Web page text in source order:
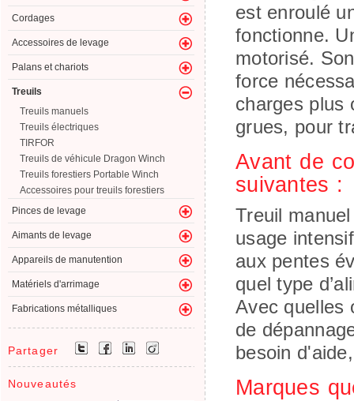
Cordages
Accessoires de levage
Palans et chariots
Treuils
Treuils manuels
Treuils électriques
TIRFOR
Treuils de véhicule Dragon Winch
Treuils forestiers Portable Winch
Accessoires pour treuils forestiers
Pinces de levage
Aimants de levage
Appareils de manutention
Matériels d'arrimage
Fabrications métalliques
Partager
Nouveautés
est enroulé
fonctionne.
motorisé.
force
charges plus
grues, pour
Avant de
suivantes :
Treuil
usage
aux pentes
quel type
Avec quelles
de
besoin
Marques